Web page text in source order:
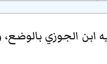
الجوزي بالوضع،